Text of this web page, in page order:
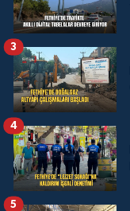
3
4
5